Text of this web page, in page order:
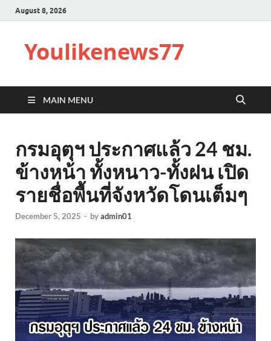
August 8, 2026
Youlikenews77
MAIN MENU
กรมอุตุฯ ประกาศแล้ว 24 ชม.
ข้างหน้า ทั้งหนาว-ทั้งฝน เปิด
รายชื่อพื้นที่จังหวัดโดนเต็มๆ
December 5, 2025 - byadmin01